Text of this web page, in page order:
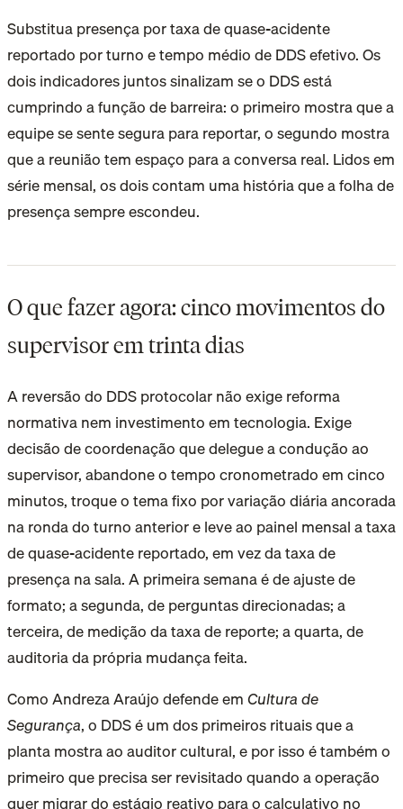
Substitua presença por taxa de quase-acidente
reportado por turno e tempo médio de DDS efetivo. Os
dois indicadores juntos sinalizam se o DDS está
cumprindo a função de barreira: o primeiro mostra que a
equipe se sente segura para reportar, o segundo mostra
que a reunião tem espaço para a conversa real. Lidos em
série mensal, os dois contam uma história que a folha de
presença sempre escondeu.
O que fazer agora: cinco movimentos do
supervisor em trinta dias
A reversão do DDS protocolar não exige reforma
normativa nem investimento em tecnologia. Exige
decisão de coordenação que delegue a condução ao
supervisor, abandone o tempo cronometrado em cinco
minutos, troque o tema fixo por variação diária ancorada
na ronda do turno anterior e leve ao painel mensal a taxa
de quase-acidente reportado, em vez da taxa de
presença na sala. A primeira semana é de ajuste de
formato; a segunda, de perguntas direcionadas; a
terceira, de medição da taxa de reporte; a quarta, de
auditoria da própria mudança feita.
Como Andreza Araújo defende emCultura de
Segurança, o DDS é um dos primeiros rituais que a
planta mostra ao auditor cultural, e por isso é também o
primeiro que precisa ser revisitado quando a operação
quer migrar do estágio reativo para o calculativo no